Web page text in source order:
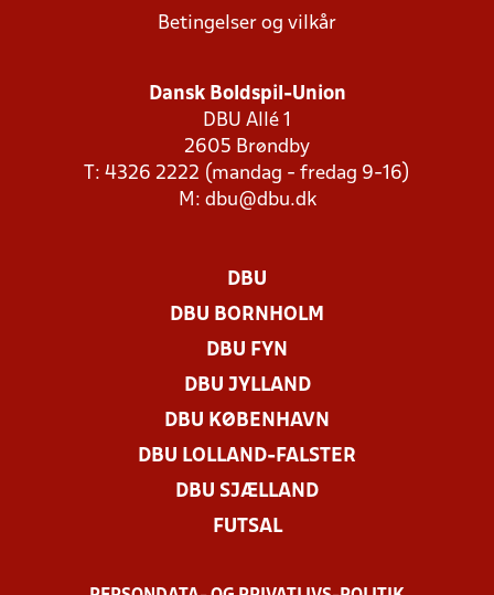
Betingelser og vilkår
Dansk Boldspil-Union
DBU Allé 1
2605 Brøndby
T: 4326 2222 (mandag - fredag 9-16)
M: dbu@dbu.dk
DBU
DBU BORNHOLM
DBU FYN
DBU JYLLAND
DBU KØBENHAVN
DBU LOLLAND-FALSTER
DBU SJÆLLAND
FUTSAL